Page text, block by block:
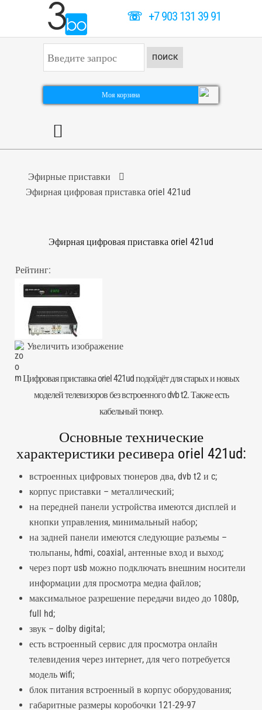
☏+7 903 131 39 91
к
а
ь
ПОИСК
Моя корзина
Эфирные приставки
Эфирная цифровая приставка oriel 421ud
Эфирная цифровая приставка oriel 421ud
Рейтинг:
Увеличить изображение
Цифровая приставкаoriel 421ud подойдёт для старых и новых
моделей телевизоров без встроенного dvb t2. Также есть
кабельный тюнер.
Основные технические
характеристики ресивера oriel 421ud:
встроенных цифровых тюнеров два, dvb t2 и c;
корпус приставки – металлический;
на передней панели устройства имеются дисплей и
кнопки управления, минимальный набор;
на задней панели имеются следующие разъемы –
тюльпаны, hdmi, coaxial, антенные вход и выход;
через порт usb можно подключать внешним носители
информации для просмотра медиа файлов;
максимальное разрешение передачи видео до 1080p,
full hd;
звук – dolby digital;
есть встроенный сервис для просмотра онлайн
телевидения через интернет, для чего потребуется
модель wifi;
блок питания встроенный в корпус оборудования;
габаритные размеры коробочки 121-29-97